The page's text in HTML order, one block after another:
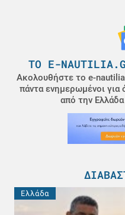
ΤΟ E-
Ακολουθήστε το e-nautilia
πάντα ενημερωμένοι για
από την
Ελλάδα